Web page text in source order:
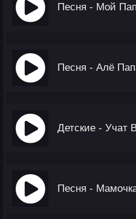
Песня - Алё
Детские - Учат
Песня -